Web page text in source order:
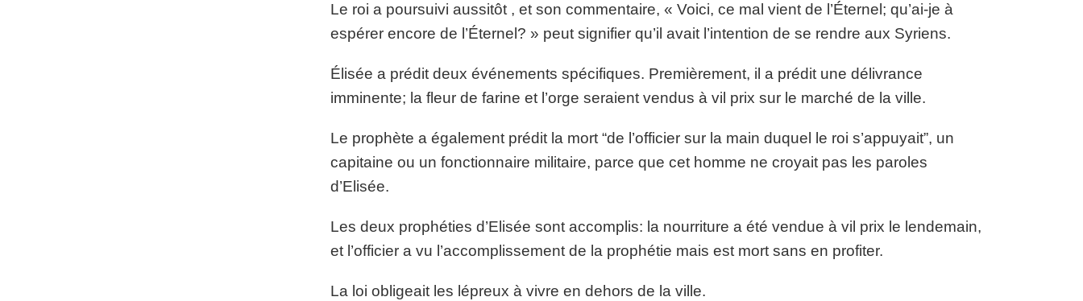
Le roi a poursuivi aussitôt , et son commentaire, « Voici, ce mal vient de l’Éternel; qu’ai-je à
espérer encore de l’Éternel? » peut signifier qu’il avait l’intention de se rendre aux Syriens.
Élisée a prédit deux événements spécifiques. Premièrement, il a prédit une délivrance
imminente; la fleur de farine et l’orge seraient vendus à vil prix sur le marché de la ville.
Le prophète a également prédit la mort “de l’officier sur la main duquel le roi s’appuyait”, un
capitaine ou un fonctionnaire militaire, parce que cet homme ne croyait pas les paroles
d’Elisée.
Les deux prophéties d’Elisée sont accomplis: la nourriture a été vendue à vil prix le lendemain,
et l’officier a vu l’accomplissement de la prophétie mais est mort sans en profiter.
La loi obligeait les lépreux à vivre en dehors de la ville.